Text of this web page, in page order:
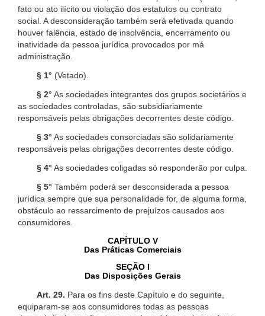
fato ou ato ilícito ou violação dos estatutos ou contrato
social. A desconsideração também será efetivada quando
houver falência, estado de insolvência, encerramento ou
inatividade da pessoa jurídica provocados por má
administração.
§ 1° (Vetado).
§ 2° As sociedades integrantes dos grupos societários e
as sociedades controladas, são subsidiariamente
responsáveis pelas obrigações decorrentes deste código.
§ 3° As sociedades consorciadas são solidariamente
responsáveis pelas obrigações decorrentes deste código.
§ 4° As sociedades coligadas só responderão por culpa.
§ 5° Também poderá ser desconsiderada a pessoa
jurídica sempre que sua personalidade for, de alguma forma,
obstáculo ao ressarcimento de prejuízos causados aos
consumidores.
CAPÍTULO V
Das Práticas Comerciais
SEÇÃO I
Das Disposições Gerais
Art. 29. Para os fins deste Capítulo e do seguinte,
equiparam-se aos consumidores todas as pessoas